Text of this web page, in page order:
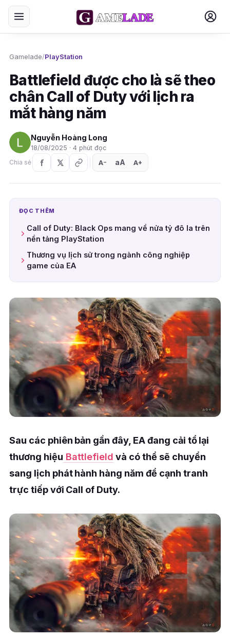
Gamelade/PlayStation
Battlefield được cho là sẽ theo
chân Call of Duty với lịch ra
mắt hàng năm
Nguyễn Hoàng Long
18/08/2025 · 4 phút đọc
Chia sẻ
A− aA A+
ĐỌC THÊM
Call of Duty: Black Ops mang về nửa tỷ đô la trên
nền tảng PlayStation
Thương vụ lịch sử trong ngành công nghiệp
game của EA
Sau các phiên bản gần đây, EA đang cải tổ lại
thương hiệu Battlefield và có thể sẽ chuyển
sang lịch phát hành hàng năm để cạnh tranh
trực tiếp với Call of Duty.